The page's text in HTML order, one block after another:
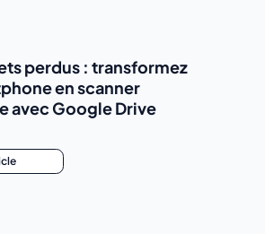
perdus : transformez
en scanner
avec Google Drive